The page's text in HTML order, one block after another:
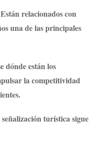
relacionados con
una de las principales
dónde están los
la competitividad
turística sigue